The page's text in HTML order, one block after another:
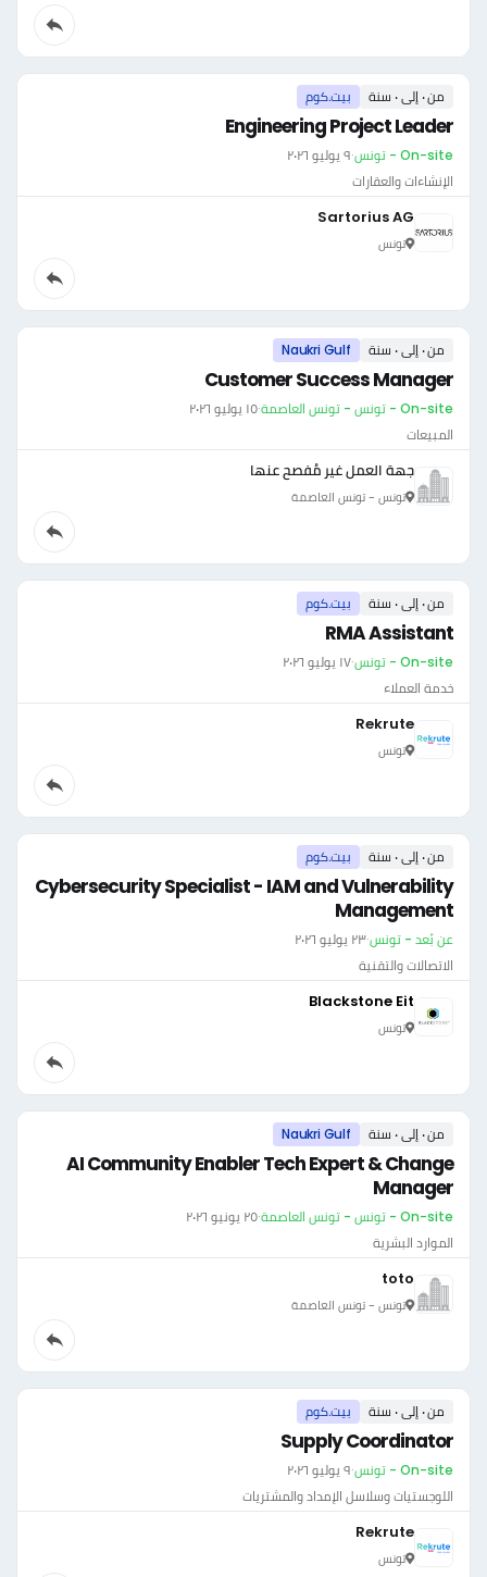
من ٠ إلى ٠ سنة بيت.كوم
Engineering Project Leader
On-site - تونس ·٩ يوليو ٢٠٢٦
الإنشاءات والعقارات
Sartorius AG
تونس
من ٠ إلى ٠ سنة Naukri Gulf
Customer Success Manager
On-site - تونس - تونس العاصمة ·١٥ يوليو ٢٠٢٦
المبيعات
جهة العمل غير مُفصح عنها
تونس - تونس العاصمة
من ٠ إلى ٠ سنة بيت.كوم
RMA Assistant
On-site - تونس ·١٧ يوليو ٢٠٢٦
خدمة العملاء
Rekrute
تونس
من ٠ إلى ٠ سنة بيت.كوم
Cybersecurity Specialist - IAM and Vulnerability
Management
عن بُعد - تونس·٢٣ يوليو ٢٠٢٦
الاتصالات والتقنية
Blackstone Eit
تونس
من ٠ إلى ٠ سنة Naukri Gulf
AI Community Enabler Tech Expert & Change
Manager
On-site - تونس - تونس العاصمة ·٢٥ يونيو ٢٠٢٦
الموارد البشرية
toto
تونس - تونس العاصمة
من ٠ إلى ٠ سنة بيت.كوم
Supply Coordinator
On-site - تونس ·٩ يوليو ٢٠٢٦
اللوجستيات وسلاسل الإمداد والمشتريات
Rekrute
تونس